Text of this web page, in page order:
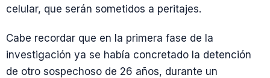
celular, que serán sometidos a peritajes.
Cabe recordar que en la primera fase de la
investigación ya se había concretado la detención
de otro sospechoso de 26 años, durante un